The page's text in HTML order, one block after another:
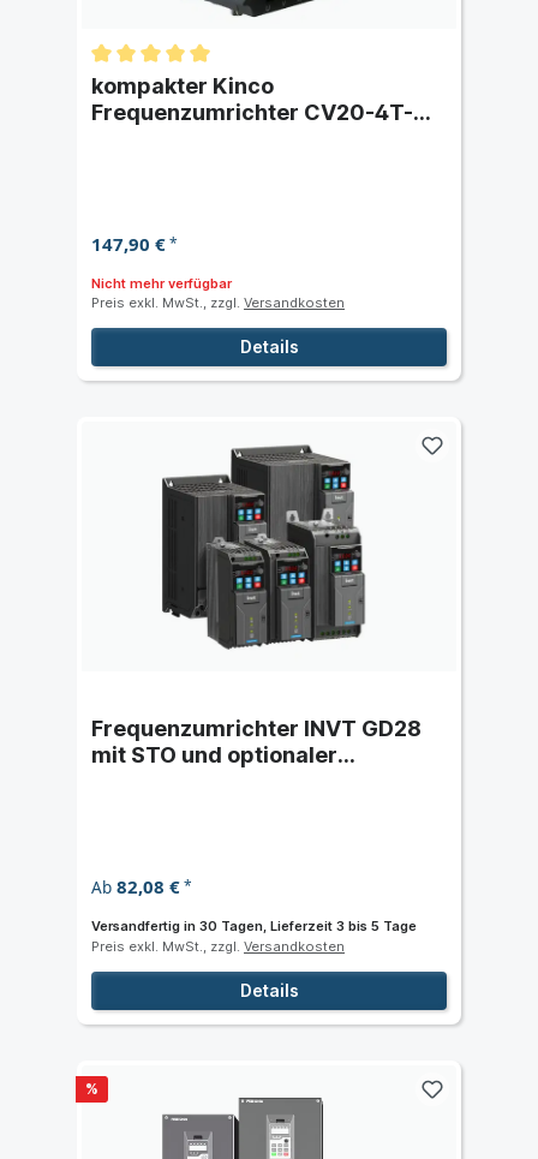
kompakter Kinco
Frequenzumrichter CV20-4T-
147,90 €*
Nicht mehr verfügbar
Preis exkl. MwSt., zzgl. Versandkosten
Details
Frequenzumrichter INVT GD28
mit STO und optionaler
Ab 82,08 €*
Versandfertig in 30 Tagen, Lieferzeit 3 bis 5 Tage
Preis exkl. MwSt., zzgl. Versandkosten
Details
%